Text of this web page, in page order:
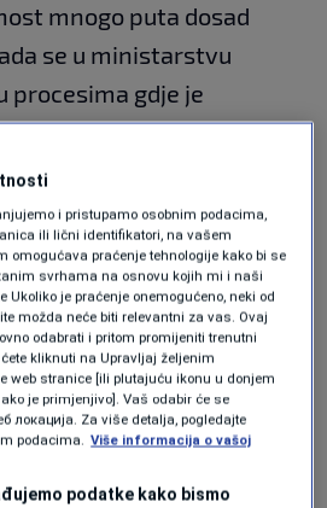
mnogo puta dosad
se u ministarstvu
procesima gdje je
njihova, skloni
dopis, upućen školama
digitalizacijom i konkursnih
primjer toga. U njemu,
ministrica
od digitalne "inovacije"
tri godine“, za sada
napominje da je cijeli
pravilnicima,
i pristupamo osobnim podacima,
ili lični identifikatori, na vašem
omogućava praćenje tehnologije kako bi se
svrhama na osnovu kojih mi i naši
Ukoliko je praćenje onemogućeno, neki od
možda neće biti relevantni za vas. Ovaj
odabrati i pritom promijeniti trenutni
kliknuti na Upravljaj željenim
web stranice [ili plutajuću ikonu u donjem
je primjenjivo]. Vaš odabir će se
локација. Za više detalja, pogledajte
podacima. Više informacija o vašoj
podatke kako bismo